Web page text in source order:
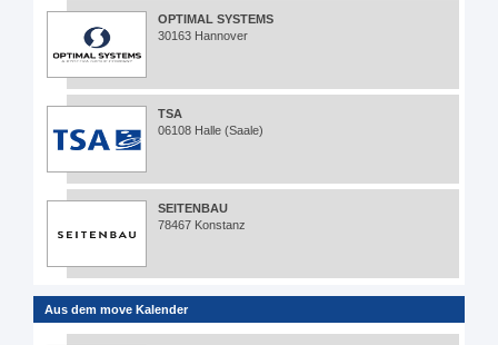
OPTIMAL SYSTEMS
30163 Hannover
TSA
06108 Halle (Saale)
SEITENBAU
78467 Konstanz
Aus dem move Kalender